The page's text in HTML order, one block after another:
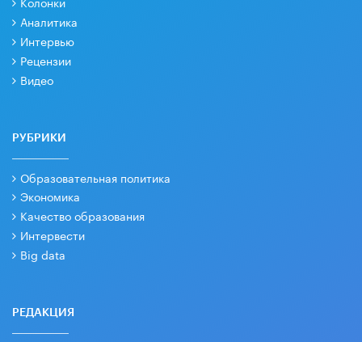
Аналитика
Интервью
Рецензии
Видео
РУБРИКИ
Образовательная политика
Экономика
Качество образования
Интервести
Big data
РЕДАКЦИЯ